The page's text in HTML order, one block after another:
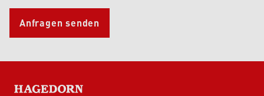
Anfragen senden
HAGEDORN